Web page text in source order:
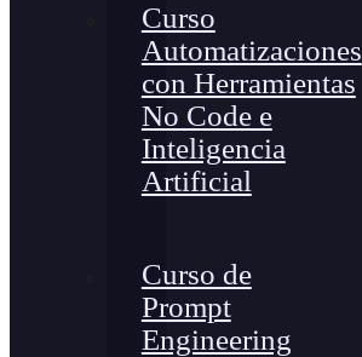
Curso
Automatizaciones
con Herramientas
No Code e
Inteligencia
Artificial
Curso de
Prompt
Engineering